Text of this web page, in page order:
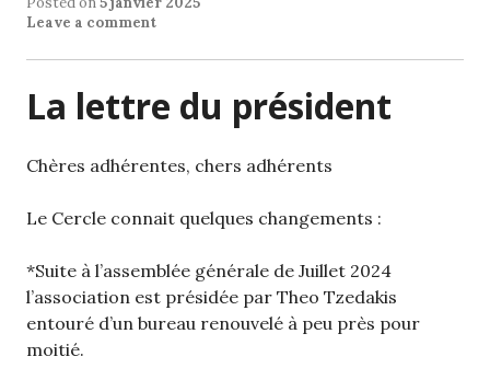
Leave a comment
La lettre du président
Chères adhérentes, chers adhérents
Le Cercle connait quelques changements :
*Suite à l’assemblée générale de Juillet 2024
l’association est présidée par Theo Tzedakis
entouré d’un bureau renouvelé à peu près pour
moitié.